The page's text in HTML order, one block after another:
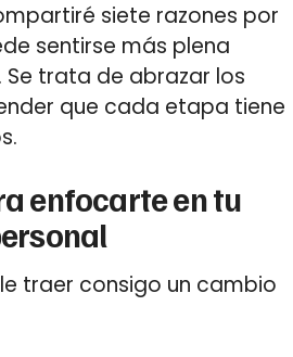
siete razones por
sentirse más plena
Se trata de abrazar los
que cada etapa tiene
enfocarte en tu
traer consigo un cambio